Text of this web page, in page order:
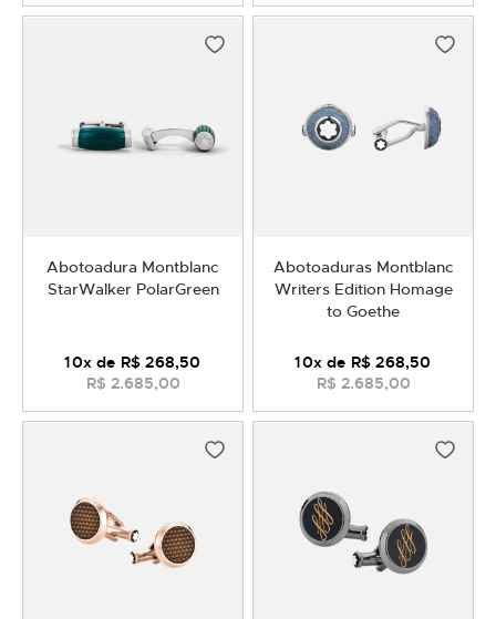
Abotoadura Montblanc
StarWalker PolarGreen
R$ 2.685,00
10x de R$ 268,50
Abotoaduras Montblanc
Writers Edition Homage
to Goethe
R$ 2.685,00
10x de R$ 268,50